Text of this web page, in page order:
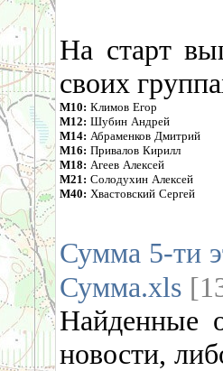
На старт
своих
М10: Климов Егор
М12: Шубин Андрей
М14: Абраменков Дмитрий
М16: Привалов Кирилл
М18: Агеев Алексей
М21: Солодухин Алексей
М40: Хвастовский Сергей
Сумма 5-ти
Сумма.xls
Найденные
новости,